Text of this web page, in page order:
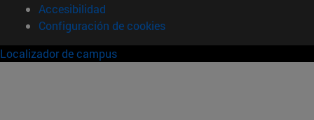
Accesibilidad
Configuración de cookies
Localizador de campus